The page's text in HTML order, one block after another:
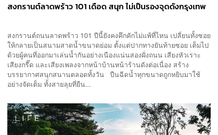
สงกรานต์ลาดพร้าว 101 เดือด สนุก ไม่เป็นรองจุดดังกรุงเทพ
สงกรานต์ถนนลาดพร้าว 101 ปีนี้ยังคงคึกคักไม่แพ้ที่ไหน เปลี่ยนทั้งซอย
ให้กลายเป็นสนามสาดน้ำขนาดย่อม ตั้งแต่ปากทางยันท้ายซอย เต็มไป
ด้วยผู้คนที่ออกมาเล่นน้ำกันอย่างเนืองแน่นสองฝั่งถนน เสียงหัวเราะ
เสียงกรี๊ด และเสียงเพลงจากหน้าบ้านหน้าร้านดังต่อเนื่อง สร้าง
บรรยากาศสนุกสนานตลอดทั้งวัน ปืนฉีดน้ำทุกขนาดถูกหยิบมาใช้
อย่างจัดเต็ม ทั้งสายลุยที่ยืน...